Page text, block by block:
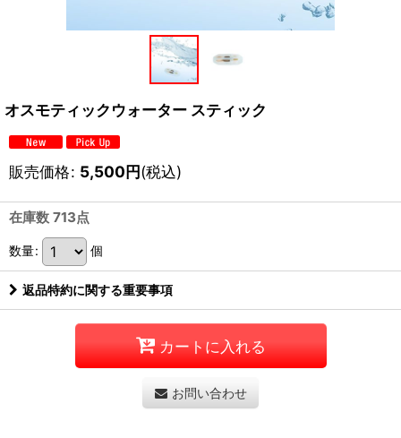
オスモティックウォーター スティック
販売価格: 5,500円(税込)
在庫数 713点
数量: 個
返品特約に関する重要事項
カートに入れる
お問い合わせ